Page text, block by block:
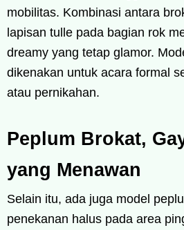
mobilitas. Kombinasi antara
lapisan tulle pada bagian rok
dreamy yang tetap glamor.
dikenakan untuk acara formal
atau pernikahan.
Peplum Brokat,
yang Menawan
Selain itu, ada juga model
penekanan halus pada area